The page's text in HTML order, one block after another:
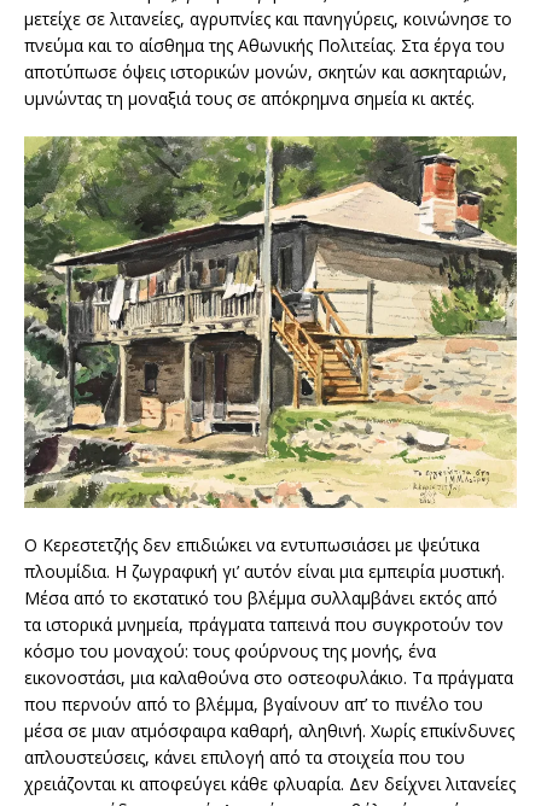
μετείχε σε λιτανείες, αγρυπνίες και πανηγύρεις, κοινώνησε το
πνεύμα και το αίσθημα της Αθωνικής Πολιτείας. Στα έργα του
αποτύπωσε όψεις ιστορικών μονών, σκητών και ασκηταριών,
υμνώντας τη μοναξιά τους σε απόκρημνα σημεία κι ακτές.
Ο Κερεστετζής δεν επιδιώκει να εντυπωσιάσει με ψεύτικα
πλουμίδια. Η ζωγραφική γι’ αυτόν είναι μια εμπειρία μυστική.
Μέσα από το εκστατικό του βλέμμα συλλαμβάνει εκτός από
τα ιστορικά μνημεία, πράγματα ταπεινά που συγκροτούν τον
κόσμο του μοναχού: τους φούρνους της μονής, ένα
εικονοστάσι, μια καλαθούνα στο οστεοφυλάκιο. Τα πράγματα
που περνούν από το βλέμμα, βγαίνουν απ’ το πινέλο του
μέσα σε μιαν ατμόσφαιρα καθαρή, αληθινή. Χωρίς επικίνδυνες
απλουστεύσεις, κάνει επιλογή από τα στοιχεία που του
χρειάζονται κι αποφεύγει κάθε φλυαρία. Δεν δείχνει λιτανείες